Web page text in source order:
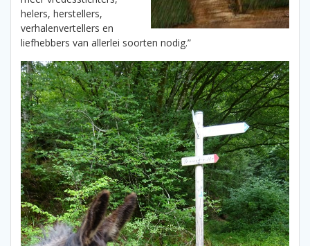
helers, herstellers,
verhalenvertellers en
liefhebbers van allerlei soorten nodig.”